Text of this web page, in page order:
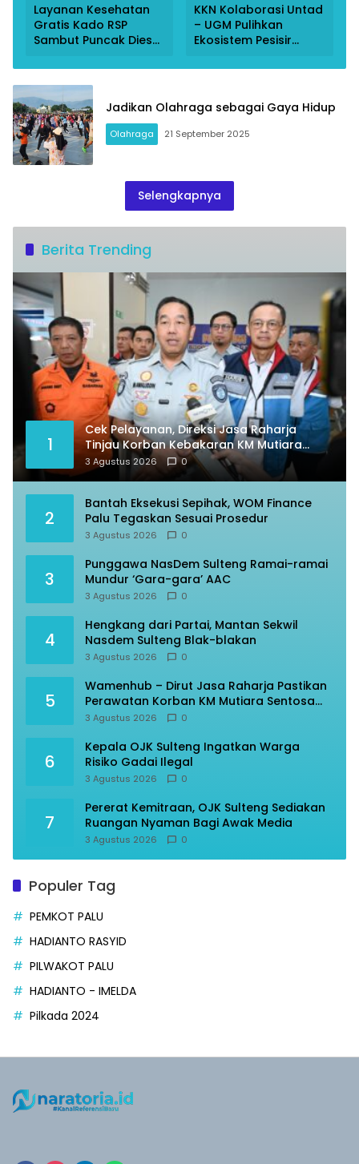
Layanan Kesehatan
Gratis Kado RSP
Sambut Puncak Dies
KKN Kolaborasi Untad
– UGM Pulihkan
Ekosistem Pesisir
Jadikan Olahraga sebagai Gaya Hidup
Olahraga 21 September 2025
Selengkapnya
Berita Trending
1
Cek Pelayanan, Direksi Jasa Raharja
Tinjau Korban Kebakaran KM Mutiara
Sentosa II
3 Agustus 2026 0
2
Bantah Eksekusi Sepihak, WOM Finance
Palu Tegaskan Sesuai Prosedur
3 Agustus 2026 0
3
Punggawa NasDem Sulteng Ramai-ramai
Mundur ‘Gara-gara’ AAC
3 Agustus 2026 0
4
Hengkang dari Partai, Mantan Sekwil
Nasdem Sulteng Blak-blakan
3 Agustus 2026 0
5
Wamenhub – Dirut Jasa Raharja Pastikan
Perawatan Korban KM Mutiara Sentosa
Optimal
3 Agustus 2026 0
6
Kepala OJK Sulteng Ingatkan Warga
Risiko Gadai Ilegal
3 Agustus 2026 0
7
Pererat Kemitraan, OJK Sulteng Sediakan
Ruangan Nyaman Bagi Awak Media
3 Agustus 2026 0
Populer Tag
PEMKOT PALU
HADIANTO RASYID
PILWAKOT PALU
HADIANTO - IMELDA
Pilkada 2024